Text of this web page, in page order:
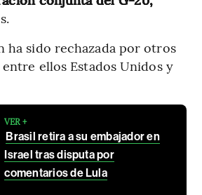
ha sido rechazada por otros
ellos Estados Unidos y
VER +
Brasil retira a su embajador en
Israel tras disputa por
comentarios de Lula